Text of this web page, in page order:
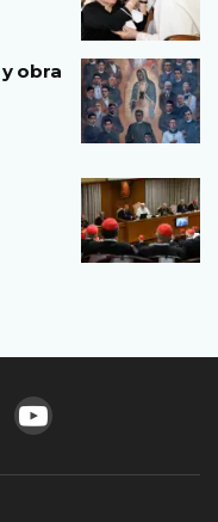
obra